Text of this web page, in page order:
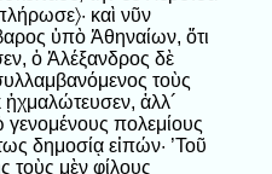
καὶ νῦν
ὑπὸ Ἀθηναίων, ὅτι
ὁ Ἀλέξανδρος δὲ
τοὺς
ἀλλ´
γενομένους πολεμίους
δημοσίᾳ εἰπών· ’Τοῦ
τοὺς μὲν φίλους